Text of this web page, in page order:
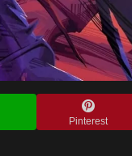
Pinterest